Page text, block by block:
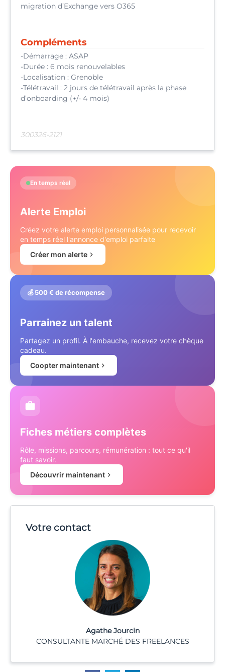
migration d’Exchange vers O365
Compléments
-Démarrage : ASAP
-Durée : 6 mois renouvelables
-Localisation : Grenoble
-Télétravail : 2 jours de télétravail après la phase
d’onboarding (+/- 4 mois)
300326-2121
En temps réel
Alerte Emploi
Créez votre alerte emploi personnalisée pour recevoir
en temps réel l'annonce d'emploi parfaite
Créer mon alerte
💰 500 € de récompense
Parrainez un talent
Partagez un profil. À l'embauche, recevez votre chèque
cadeau.
Coopter maintenant
Fiches métiers complètes
Rôle, missions, parcours, rémunération : tout ce qu'il
faut savoir.
Découvrir maintenant
Votre contact
Agathe Jourcin
CONSULTANTE MARCHÉ DES FREELANCES